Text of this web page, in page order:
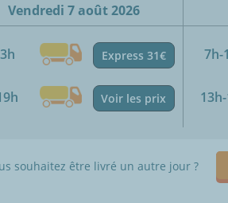
Vendredi 7 août 2026
Express 31€
Voir les prix
7h-
souhaitez être livré un autre jour ?